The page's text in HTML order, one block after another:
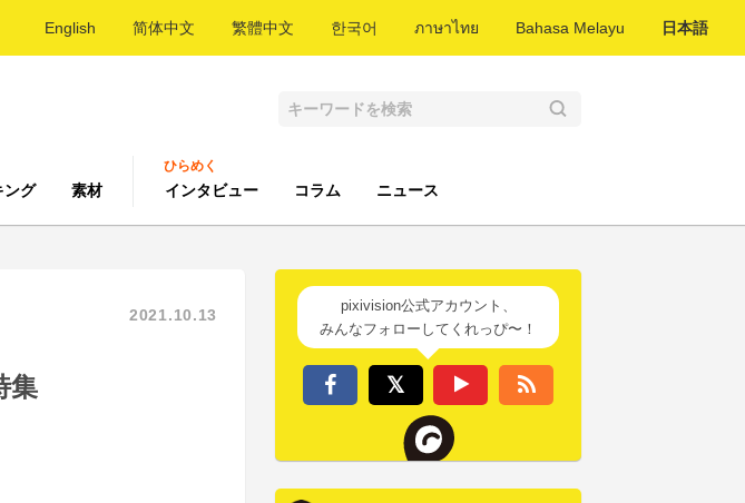
English 简体中文 繁體中文 한국어 ภาษาไทย Bahasa Melayu 日本語
ング 素材
ひらめく
インタビュー コラム ニュース
2021.10.13
集
pixivision公式アカウント、
みんなフォローしてくれっぴ〜！